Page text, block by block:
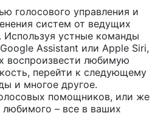
голосового управления и
систем от ведущих
устные команды
Assistant или Apple Siri,
воспроизвести любимую
перейти к следующему
и многое другое.
помощников, или же
– все в ваших